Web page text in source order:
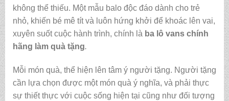
không thể thiếu. Một mẫu balo độc đáo dành cho trẻ
nhỏ, khiến bé mê tít và luôn hứng khởi để khoác lên vai,
xuyên suốt cuộc hành trình, chính là ba lô vans chính
hãng làm quà tặng.
Mỗi món quà, thể hiện lên tâm ý người tặng. Người tặng
cần lựa chọn được một món quà ý nghĩa, và phải thực
sự thiết thực với cuộc sống hiện tại cũng như đối tượng